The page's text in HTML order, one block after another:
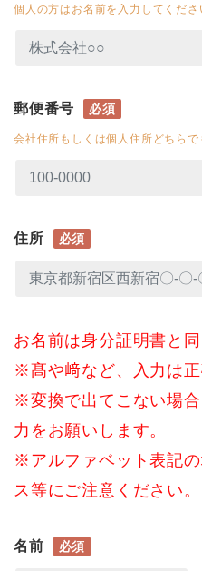
個人の方はお名前を入力してくださ
郵便番号 必須
会社住所もしくは個人住所どちらで
住所 必須
お名前は身分証明書と
※髙や﨑など、入力は正
※変換で出てこない場
力をお願いします。
※アルファベット表記
ス等にご注意ください。
名前 必須